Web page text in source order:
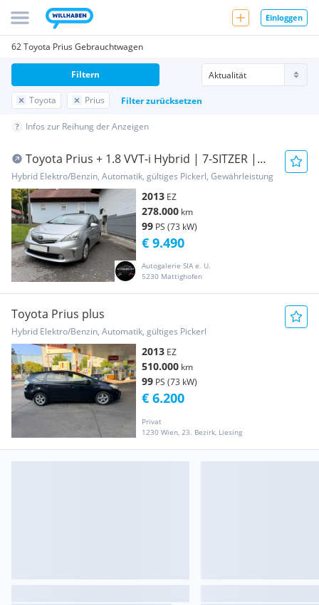
Einloggen
62 Toyota Prius Gebrauchtwagen
Toyota Prius Filter zurücksetzen
Filtern
Infos zur Reihung der Anzeigen
Toyota Prius + 1.8 VVT-i Hybrid | 7-SITZER |
AUTOMATIK ...
Hybrid Elektro/Benzin, Automatik, gültiges Pickerl, Gewährleistung
2013 EZ
278.000 km
99 PS (73 kW)
Autogalerie SIA e. U.
5230 Mattighofen
€ 9.490
Toyota Prius plus
Hybrid Elektro/Benzin, Automatik, gültiges Pickerl
2013 EZ
510.000 km
99 PS (73 kW)
Privat
1230 Wien, 23. Bezirk, Liesing
€ 6.200